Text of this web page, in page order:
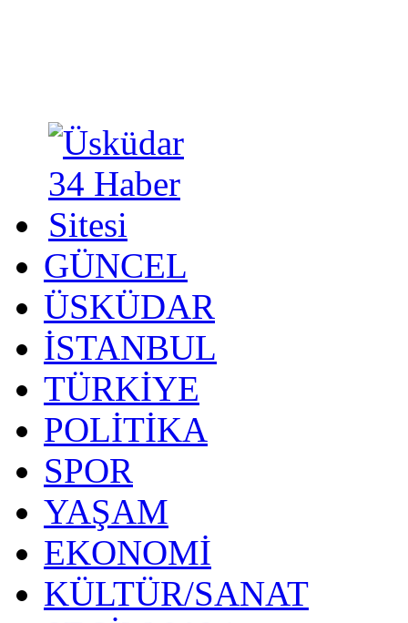
GÜNCEL
ÜSKÜDAR
İSTANBUL
TÜRKİYE
POLİTİKA
SPOR
YAŞAM
EKONOMİ
KÜLTÜR/SANAT